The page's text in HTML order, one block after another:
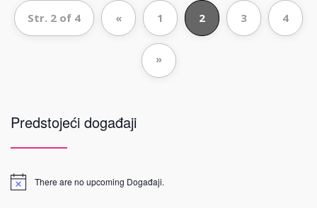
Str. 2 of 4 « 1 2 3 4
»
Predstojeći događaji
There are no upcoming Događaji.